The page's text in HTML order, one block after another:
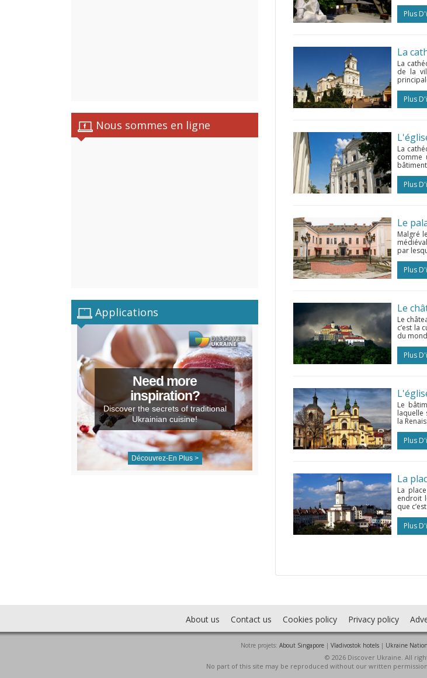
Nous sommes en ligne
Applications
Need more
inspiration?
Discover the secrets of traditional
Ukrainian cuisine!
Découvrez-En Plus >
Plus
La
La
de la
Plus
La
comme
Plus
Le
Malgré
par
Plus
Le
Le
c’est la
du
Plus
Le
laquelle
la
Plus
La
La
endroit
que
Plus
About us Contact us Cookies policy Privacy policy
Notre projets: About Singapore| Vladivostok hotels| Ukraine
© 2026 Discover Ukraine. All
No part of this site may be reproduced without our written